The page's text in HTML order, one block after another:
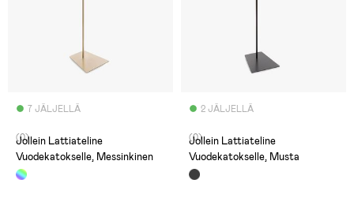
7 JÄLJELLÄ
(0)
Jollein Lattiateline
Vuodekatokselle, Messinkinen
2 JÄLJELLÄ
(0)
Jollein Lattiateline
Vuodekatokselle, Musta